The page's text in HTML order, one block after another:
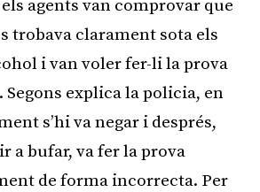
agents van comprovar que
trobava clarament sota els
i van voler fer-li la prova
Segons explica la policia, en
s’hi va negar i després,
a bufar, va fer la prova
de forma incorrecta. Per